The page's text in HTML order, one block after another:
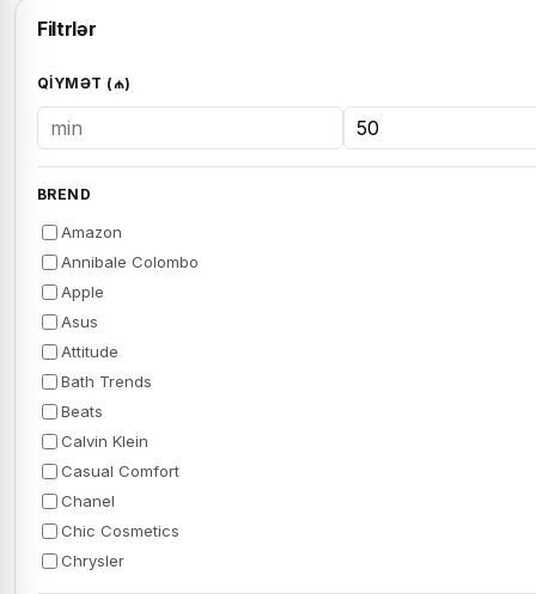
Filtrlər
QIYMƏT (₼)
BREND
Amazon
Annibale Colombo
Apple
Asus
Attitude
Bath Trends
Beats
Calvin Klein
Casual Comfort
Chanel
Chic Cosmetics
Chrysler